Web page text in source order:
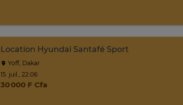
Location Hyundai Santafé Sport
Yoff, Dakar
15. juil., 22:06
30 000 F Cfa